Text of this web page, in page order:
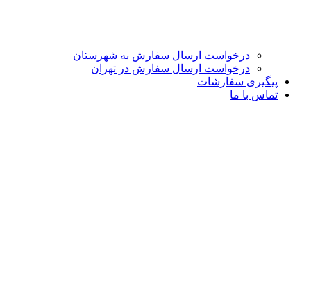
درخواست ارسال سفارش به شهرستان
درخواست ارسال سفارش در تهران
پیگیری سفارشات
تماس با ما